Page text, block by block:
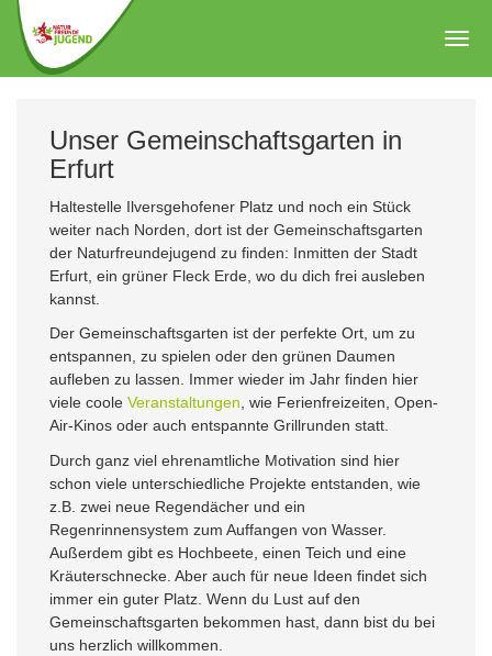
Zum
Hauptinhalt
springen
Unser Gemeinschaftsgarten in
Erfurt
Haltestelle Ilversgehofener Platz und noch ein Stück
weiter nach Norden, dort ist der Gemeinschaftsgarten
der Naturfreundejugend zu finden: Inmitten der Stadt
Erfurt, ein grüner Fleck Erde, wo du dich frei ausleben
kannst.
Der Gemeinschaftsgarten ist der perfekte Ort, um zu
entspannen, zu spielen oder den grünen Daumen
aufleben zu lassen. Immer wieder im Jahr finden hier
viele coole Veranstaltungen , wie Ferienfreizeiten, Open-
Air-Kinos oder auch entspannte Grillrunden statt.
Durch ganz viel ehrenamtliche Motivation sind hier
schon viele unterschiedliche Projekte entstanden, wie
z.B. zwei neue Regendächer und ein
Regenrinnensystem zum Auffangen von Wasser.
Außerdem gibt es Hochbeete, einen Teich und eine
Kräuterschnecke. Aber auch für neue Ideen findet sich
immer ein guter Platz. Wenn du Lust auf den
Gemeinschaftsgarten bekommen hast, dann bist du bei
uns herzlich willkommen.